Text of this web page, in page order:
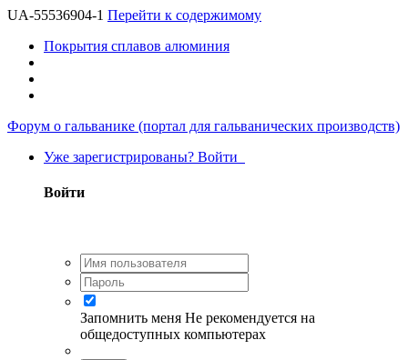
UA-55536904-1 Перейти к содержимому
Покрытия сплавов алюминия
Форум о гальванике (портал для гальванических производств)
Уже зарегистрированы? Войти
Войти
Запомнить меня Не рекомендуется на
общедоступных компьютерах